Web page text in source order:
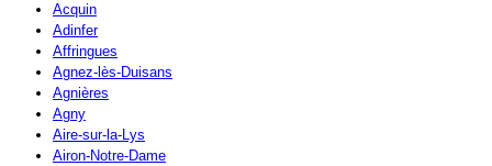
Acquin
Adinfer
Affringues
Agnez-lès-Duisans
Agnières
Agny
Aire-sur-la-Lys
Airon-Notre-Dame